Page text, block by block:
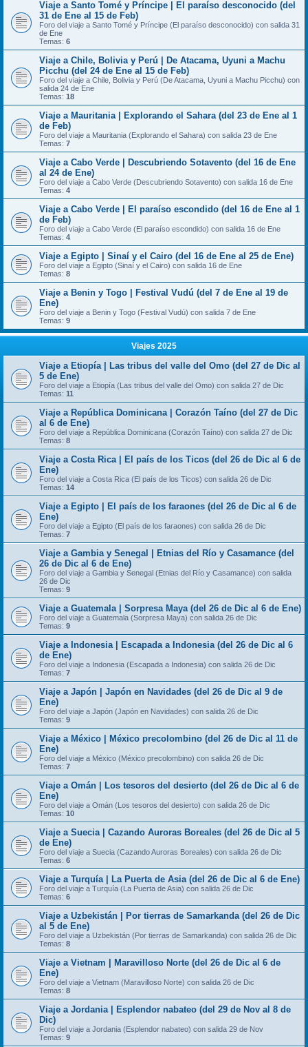
Viaje a Santo Tomé y Príncipe | El paraíso desconocido (del
31 de Ene al 15 de Feb)
Foro del viaje a Santo Tomé y Príncipe (El paraíso desconocido) con salida 31
de Ene
Temas: 6
Viaje a Chile, Bolivia y Perú | De Atacama, Uyuni a Machu
Picchu (del 24 de Ene al 15 de Feb)
Foro del viaje a Chile, Bolivia y Perú (De Atacama, Uyuni a Machu Picchu) con
salida 24 de Ene
Temas: 18
Viaje a Mauritania | Explorando el Sahara (del 23 de Ene al 1
de Feb)
Foro del viaje a Mauritania (Explorando el Sahara) con salida 23 de Ene
Temas: 7
Viaje a Cabo Verde | Descubriendo Sotavento (del 16 de Ene
al 24 de Ene)
Foro del viaje a Cabo Verde (Descubriendo Sotavento) con salida 16 de Ene
Temas: 4
Viaje a Cabo Verde | El paraíso escondido (del 16 de Ene al 1
de Feb)
Foro del viaje a Cabo Verde (El paraíso escondido) con salida 16 de Ene
Temas: 4
Viaje a Egipto | Sinaí y el Cairo (del 16 de Ene al 25 de Ene)
Foro del viaje a Egipto (Sinaí y el Cairo) con salida 16 de Ene
Temas: 8
Viaje a Benin y Togo | Festival Vudú (del 7 de Ene al 19 de
Ene)
Foro del viaje a Benin y Togo (Festival Vudú) con salida 7 de Ene
Temas: 9
Viajes 2025
Viaje a Etiopía | Las tribus del valle del Omo (del 27 de Dic al
5 de Ene)
Foro del viaje a Etiopía (Las tribus del valle del Omo) con salida 27 de Dic
Temas: 11
Viaje a República Dominicana | Corazón Taíno (del 27 de Dic
al 6 de Ene)
Foro del viaje a República Dominicana (Corazón Taíno) con salida 27 de Dic
Temas: 8
Viaje a Costa Rica | El país de los Ticos (del 26 de Dic al 6 de
Ene)
Foro del viaje a Costa Rica (El país de los Ticos) con salida 26 de Dic
Temas: 14
Viaje a Egipto | El país de los faraones (del 26 de Dic al 6 de
Ene)
Foro del viaje a Egipto (El país de los faraones) con salida 26 de Dic
Temas: 7
Viaje a Gambia y Senegal | Etnias del Río y Casamance (del
26 de Dic al 6 de Ene)
Foro del viaje a Gambia y Senegal (Etnias del Río y Casamance) con salida
26 de Dic
Temas: 9
Viaje a Guatemala | Sorpresa Maya (del 26 de Dic al 6 de Ene)
Foro del viaje a Guatemala (Sorpresa Maya) con salida 26 de Dic
Temas: 9
Viaje a Indonesia | Escapada a Indonesia (del 26 de Dic al 6
de Ene)
Foro del viaje a Indonesia (Escapada a Indonesia) con salida 26 de Dic
Temas: 7
Viaje a Japón | Japón en Navidades (del 26 de Dic al 9 de
Ene)
Foro del viaje a Japón (Japón en Navidades) con salida 26 de Dic
Temas: 9
Viaje a México | México precolombino (del 26 de Dic al 11 de
Ene)
Foro del viaje a México (México precolombino) con salida 26 de Dic
Temas: 7
Viaje a Omán | Los tesoros del desierto (del 26 de Dic al 6 de
Ene)
Foro del viaje a Omán (Los tesoros del desierto) con salida 26 de Dic
Temas: 10
Viaje a Suecia | Cazando Auroras Boreales (del 26 de Dic al 5
de Ene)
Foro del viaje a Suecia (Cazando Auroras Boreales) con salida 26 de Dic
Temas: 6
Viaje a Turquía | La Puerta de Asia (del 26 de Dic al 6 de Ene)
Foro del viaje a Turquía (La Puerta de Asia) con salida 26 de Dic
Temas: 6
Viaje a Uzbekistán | Por tierras de Samarkanda (del 26 de Dic
al 5 de Ene)
Foro del viaje a Uzbekistán (Por tierras de Samarkanda) con salida 26 de Dic
Temas: 8
Viaje a Vietnam | Maravilloso Norte (del 26 de Dic al 6 de
Ene)
Foro del viaje a Vietnam (Maravilloso Norte) con salida 26 de Dic
Temas: 8
Viaje a Jordania | Esplendor nabateo (del 29 de Nov al 8 de
Dic)
Foro del viaje a Jordania (Esplendor nabateo) con salida 29 de Nov
Temas: 9